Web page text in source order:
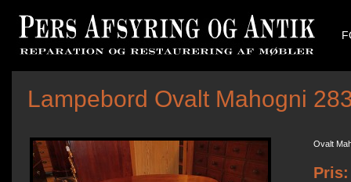
Lampebord Ovalt Mahogni
Ovalt
Pris: